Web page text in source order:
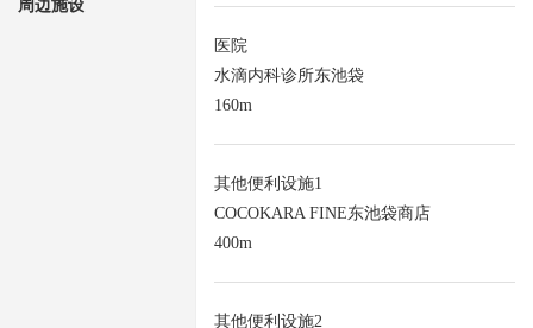
周边施设
医院
水滴内科诊所东池袋
160m
其他便利设施1
COCOKARA FINE东池袋商店
400m
其他便利设施2